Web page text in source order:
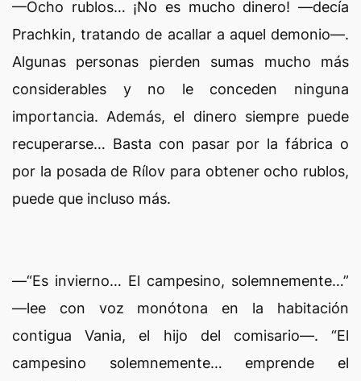
—Ocho rublos… ¡No es mucho dinero! —decía
Prachkin, tratando de acallar a aquel demonio—.
Algunas personas pierden sumas mucho más
considerables y no le conceden ninguna
importancia. Además, el dinero siempre puede
recuperarse… Basta con pasar por la fábrica o
por la posada de Rílov para obtener ocho rublos,
puede que incluso más.
—“Es invierno… El campesino, solemnemente…”
—lee con voz monótona en la habitación
contigua Vania, el hijo del comisario—. “El
campesino solemnemente… emprende el